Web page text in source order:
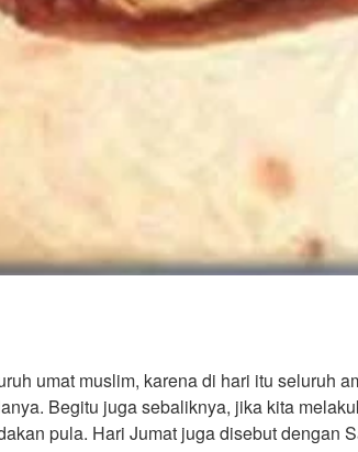
umat muslim, karena di hari itu seluruh
Begitu juga sebaliknya, jika kita
pula. Hari Jumat juga disebut dengan